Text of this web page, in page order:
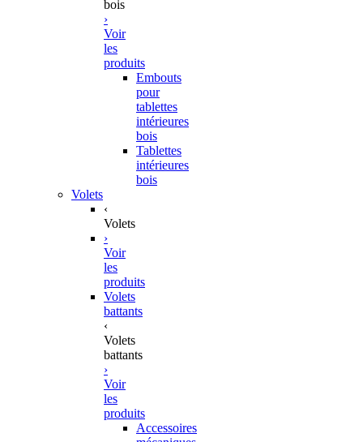
bois
›
Voir
les
produits
Embouts
pour
tablettes
intérieures
bois
Tablettes
intérieures
bois
Volets
‹
Volets
›
Voir
les
produits
Volets
battants
‹
Volets
battants
›
Voir
les
produits
Accessoires